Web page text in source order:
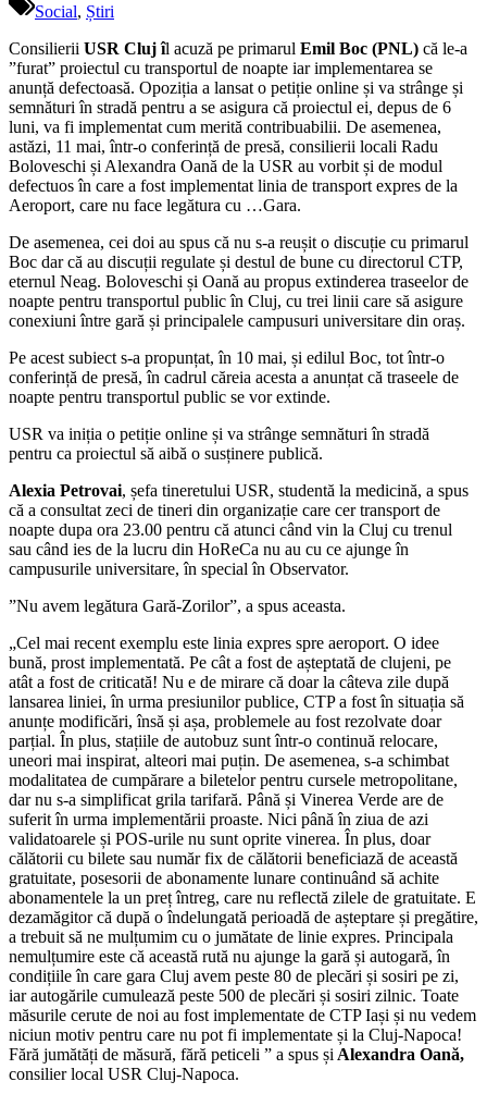
Cluj
îl
acuză
pe
Boc
că
le-
a
”furat”
proiectul
cu
transportul
de
noapte
iar
implementarea
e
defectoasă.
Opoziția
a
o
petiție
Social, Știri
Consilierii USR Cluj îl acuză pe primarul Emil Boc (PNL) că le-a
”furat” proiectul cu transportul de noapte iar implementarea se
anunță defectoasă. Opoziția a lansat o petiție online și va strânge și
semnături în stradă pentru a se asigura că proiectul ei, depus de 6
luni, va fi implementat cum merită contribuabilii. De asemenea,
astăzi, 11 mai, într-o conferință de presă, consilierii locali Radu
Boloveschi și Alexandra Oană de la USR au vorbit și de modul
defectuos în care a fost implementat linia de transport expres de la
Aeroport, care nu face legătura cu …Gara.
De asemenea, cei doi au spus că nu s-a reușit o discuție cu primarul
Boc dar că au discuții regulate și destul de bune cu directorul CTP,
eternul Neag. Boloveschi și Oană au propus extinderea traseelor de
noapte pentru transportul public în Cluj, cu trei linii care să asigure
conexiuni între gară și principalele campusuri universitare din oraș.
Pe acest subiect s-a propunțat, în 10 mai, și edilul Boc, tot într-o
conferință de presă, în cadrul căreia acesta a anunțat că traseele de
noapte pentru transportul public se vor extinde.
USR va iniția o petiție online și va strânge semnături în stradă
pentru ca proiectul să aibă o susținere publică.
Alexia Petrovai, șefa tineretului USR, studentă la medicină, a spus
că a consultat zeci de tineri din organizație care cer transport de
noapte dupa ora 23.00 pentru că atunci când vin la Cluj cu trenul
sau când ies de la lucru din HoReCa nu au cu ce ajunge în
campusurile universitare, în special în Observator.
”Nu avem legătura Gară-Zorilor”, a spus aceasta.
„Cel mai recent exemplu este linia expres spre aeroport. O idee
bună, prost implementată. Pe cât a fost de așteptată de clujeni, pe
atât a fost de criticată! Nu e de mirare că doar la câteva zile după
lansarea liniei, în urma presiunilor publice, CTP a fost în situația să
anunțe modificări, însă și așa, problemele au fost rezolvate doar
parțial. În plus, stațiile de autobuz sunt într-o continuă relocare,
uneori mai inspirat, alteori mai puțin. De asemenea, s-a schimbat
modalitatea de cumpărare a biletelor pentru cursele metropolitane,
dar nu s-a simplificat grila tarifară. Până și Vinerea Verde are de
suferit în urma implementării proaste. Nici până în ziua de azi
validatoarele și POS-urile nu sunt oprite vinerea. În plus, doar
călătorii cu bilete sau număr fix de călătorii beneficiază de această
gratuitate, posesorii de abonamente lunare continuând să achite
abonamentele la un preț întreg, care nu reflectă zilele de gratuitate. E
dezamăgitor că după o îndelungată perioadă de așteptare și pregătire,
a trebuit să ne mulțumim cu o jumătate de linie expres. Principala
nemulțumire este că această rută nu ajunge la gară și autogară, în
condițiile în care gara Cluj avem peste 80 de plecări și sosiri pe zi,
iar autogările cumulează peste 500 de plecări și sosiri zilnic. Toate
măsurile cerute de noi au fost implementate de CTP Iași și nu vedem
niciun motiv pentru care nu pot fi implementate și la Cluj-Napoca!
Fără jumătăți de măsură, fără peticeli ” a spus și Alexandra Oană,
consilier local USR Cluj-Napoca.